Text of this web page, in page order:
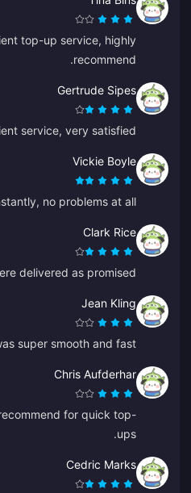
top-up service, highly
recommend.
Gertrude Sipes
service, very satisfied.
Vickie Boyle
no problems at all.
Clark Rice
delivered as promised.
Jean Kling
super smooth and fast.
Chris Aufderhar
for quick top-
ups.
Cedric Marks